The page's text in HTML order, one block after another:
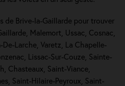
de Brive-la-Gaillarde pour trouver
Malemort, Ussac, Cosnac,
Larche, Varetz, La Chapelle-
Lissac-Sur-Couze, Sainte-
Chasteaux, Saint-Viance,
Saint-Hilaire-Peyroux, Saint-